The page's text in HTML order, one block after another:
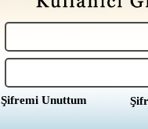
Şifremi Unuttum